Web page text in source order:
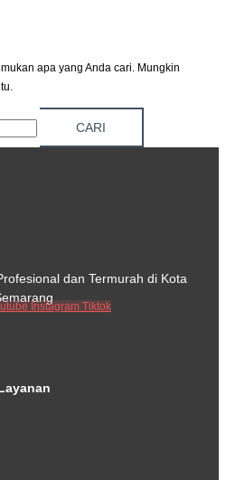
apa yang Anda cari. Mungkin
dan Termurah di Kota
Instagram Tiktok